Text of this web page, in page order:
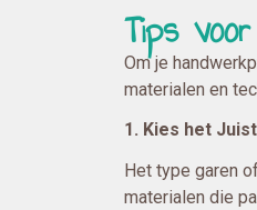
Tips
Om je
materialen en
1. Kies het
Het type garen
materialen die